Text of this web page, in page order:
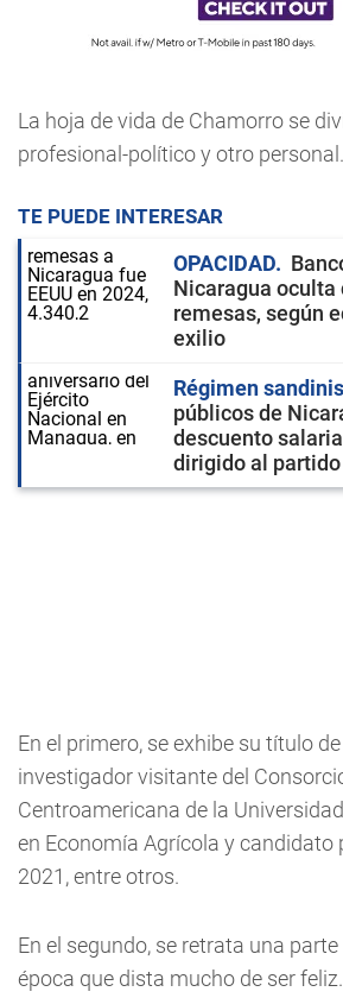
La hoja de vida de Chamorro se
profesional-político y otro personal.
TE PUEDE INTERESAR
OPACIDAD
Nicaragua oculta
remesas, según
exilio
Régimen
públicos de
descuento
dirigido al
En el primero, se exhibe su título
investigador visitante del
Centroamericana de la
en Economía Agrícola y candidato
2021, entre otros.
En el segundo, se retrata una
época que dista mucho de ser